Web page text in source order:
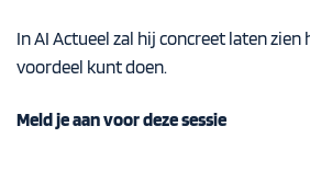
In AI Actueel zal hij concreet laten zien
voordeel kunt doen.
Meld je aan voor deze sessie